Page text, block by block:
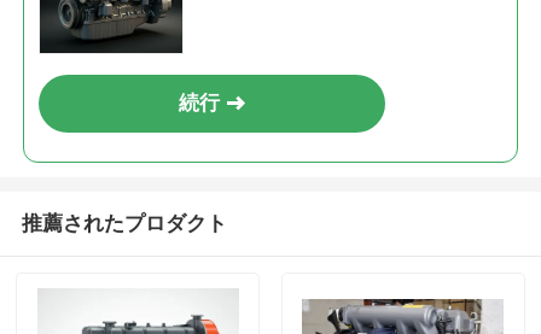
続行
推薦されたプロダクト